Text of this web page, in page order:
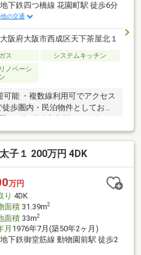
地下鉄四つ橋線 花園町駅 徒歩6分
の交通
大阪府大阪市西成区天下茶屋北１
ス システムキッチン
ノベーシ
能 ・複数線利用可でアクセス
歩圏内・民泊物件としておす
良好・周辺環境充実◇レスポン
なお客様の「面倒だな」をフ
見たい」「他社でローンを断
てみたい」「相談だけしてみ
」「無駄を省きたい」等お気軽
子１ 200万円 4DK
万円
り 4DK
面積31.39m2
面積33m2
月 1976年7月(築50年2ヶ月)
地下鉄御堂筋線 動物園前駅 徒歩2